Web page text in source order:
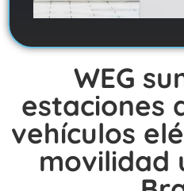
WEG
estaciones
vehículos
movilidad